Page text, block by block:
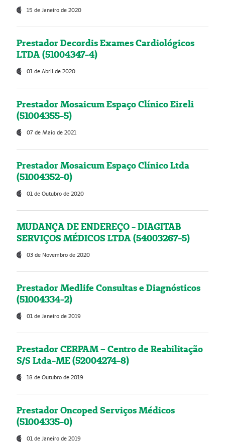
15 de Janeiro de 2020
Prestador Decordis Exames Cardiológicos
LTDA (51004347-4)
01 de Abril de 2020
Prestador Mosaicum Espaço Clínico Eireli
(51004355-5)
07 de Maio de 2021
Prestador Mosaicum Espaço Clínico Ltda
(51004352-0)
01 de Outubro de 2020
MUDANÇA DE ENDEREÇO - DIAGITAB
SERVIÇOS MÉDICOS LTDA (54003267-5)
03 de Novembro de 2020
Prestador Medlife Consultas e Diagnósticos
(51004334-2)
01 de Janeiro de 2019
Prestador CERPAM – Centro de Reabilitação
S/S Ltda-ME (52004274-8)
18 de Outubro de 2019
Prestador Oncoped Serviços Médicos
(51004335-0)
01 de Janeiro de 2019